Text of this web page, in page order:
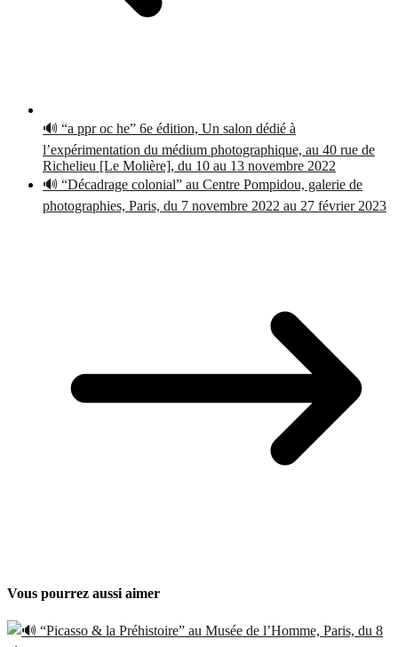
🔊 “a ppr oc he” 6e édition, Un salon dédié à
l’expérimentation du médium photographique, au 40 rue de
Richelieu [Le Molière], du 10 au 13 novembre 2022
🔊 “Décadrage colonial” au Centre Pompidou, galerie de
photographies, Paris, du 7 novembre 2022 au 27 février 2023
Vous pourrez aussi aimer